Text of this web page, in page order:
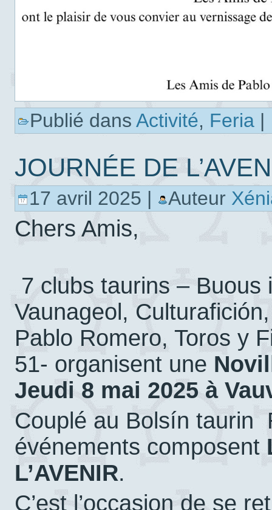
Publié dans Activité, Feria |
JOURNÉE DE
17 avril 2025 | Auteur
Chers Amis,
7 clubs taurins – Buous
Vaunageol,
Pablo Romero, Toros y
51- organisent une
Jeudi 8 mai 2025 à
Couplé au Bolsín taurin
événements composent
L’AVENIR.
C’est l’occasion de se